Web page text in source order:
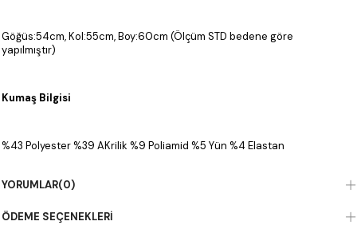
Göğüs:54cm, Kol:55cm, Boy:60cm (Ölçüm STD bedene göre
yapılmıştır)
Kumaş Bilgisi
%43 Polyester %39 AKrilik %9 Poliamid %5 Yün %4 Elastan
YORUMLAR(0)
ÖDEME SEÇENEKLERI